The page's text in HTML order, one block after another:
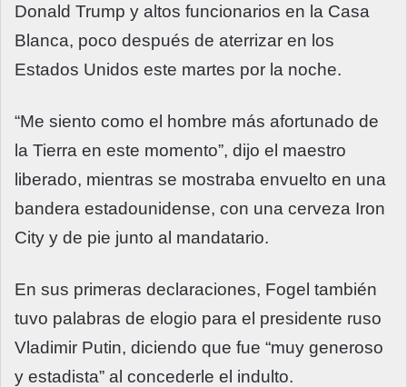
Donald Trump y altos funcionarios en la Casa
Blanca, poco después de aterrizar en los
Estados Unidos este martes por la noche.
“Me siento como el hombre más afortunado de
la Tierra en este momento”, dijo el maestro
liberado, mientras se mostraba envuelto en una
bandera estadounidense, con una cerveza Iron
City y de pie junto al mandatario.
En sus primeras declaraciones, Fogel también
tuvo palabras de elogio para el presidente ruso
Vladimir Putin, diciendo que fue “muy generoso
y estadista” al concederle el indulto.